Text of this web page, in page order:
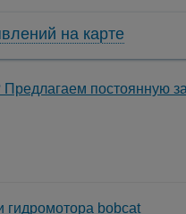
на карте
постоянную
гидромотора bobcat